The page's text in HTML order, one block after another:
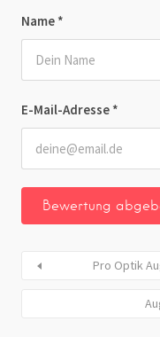
Name *
E-Mail-Adresse *
Pro Optik